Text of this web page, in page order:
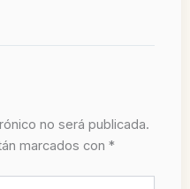
no será publicada.
marcados con *